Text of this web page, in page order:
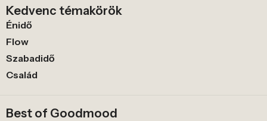
Kedvenc témakörök
Énidő
Flow
Szabadidő
Család
Best of Goodmood